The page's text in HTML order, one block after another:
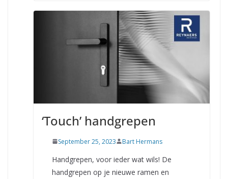
‘Touch’ handgrepen
September 25, 2023 Bart Hermans
Handgrepen, voor ieder wat wils! De
handgrepen op je nieuwe ramen en